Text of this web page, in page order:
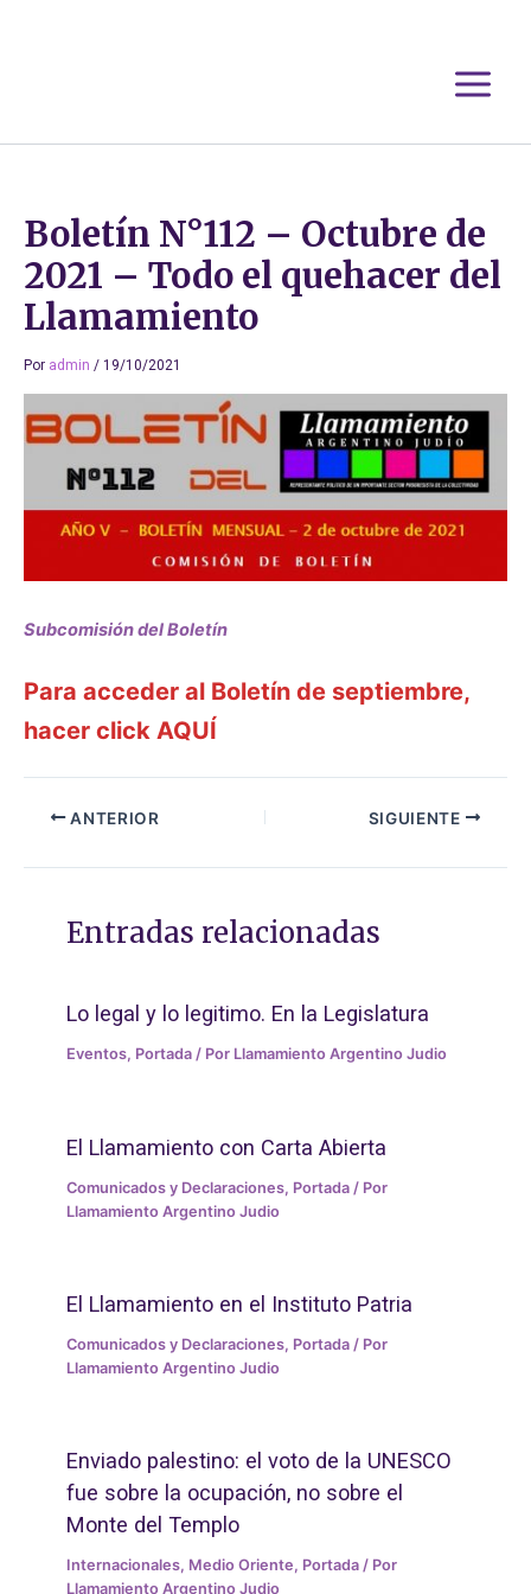
Boletín N°112 – Octubre de
2021 – Todo el quehacer del
Llamamiento
Por admin / 19/10/2021
Subcomisión del Boletín
Para acceder al Boletín de septiembre,
hacer click AQUÍ
ANTERIOR SIGUIENTE
Entradas relacionadas
Lo legal y lo legitimo. En la Legislatura
Eventos, Portada / Por Llamamiento Argentino Judio
El Llamamiento con Carta Abierta
Comunicados y Declaraciones, Portada / Por
Llamamiento Argentino Judio
El Llamamiento en el Instituto Patria
Comunicados y Declaraciones, Portada / Por
Llamamiento Argentino Judio
Enviado palestino: el voto de la UNESCO
fue sobre la ocupación, no sobre el
Monte del Templo
Internacionales, Medio Oriente, Portada / Por
Llamamiento Argentino Judio